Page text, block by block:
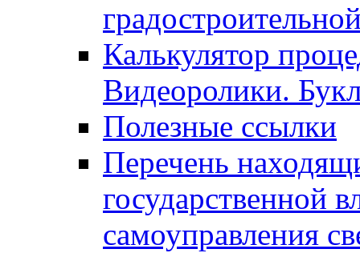
Калькулятор
Видеоролики.
Полезные ссылки
Перечень
государственной
самоуправления